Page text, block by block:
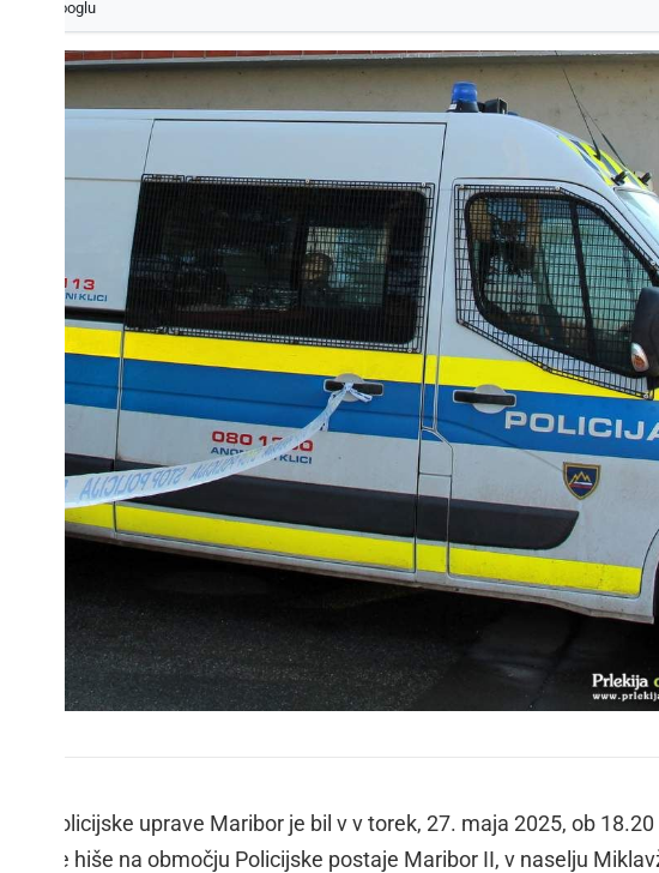
vir na Googlu
Policijske uprave Maribor je bil v v torek, 27. maja 2025, ob 18.20
hiše na območju Policijske postaje Maribor II, v naselju